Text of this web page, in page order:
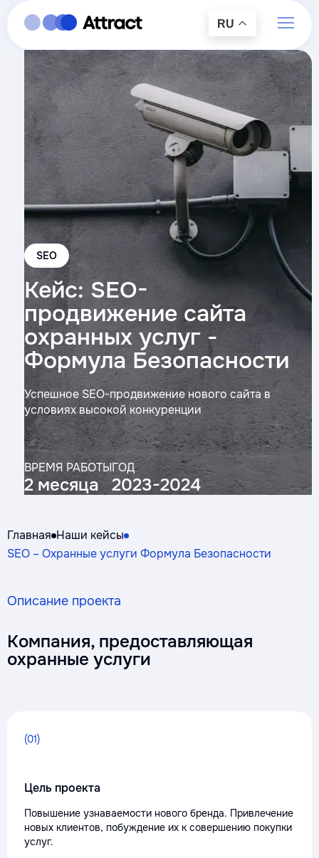
RU
SEO
Кейс: SEO-
продвижение сайта
охранных услуг -
Формула Безопасности
Успешное SEO-продвижение нового сайта в
условиях высокой конкуренции
ВРЕМЯ РАБОТЫ
2 месяца
ГОД
2023-2024
Главная Наши кейсы
SEO – Охранные услуги Формула Безопасности
Описание проекта
Компания, предоставляющая
охранные услуги
(01)
Цель проекта
Повышение узнаваемости нового бренда. Привлечение
новых клиентов, побуждение их к совершению покупки
услуг.